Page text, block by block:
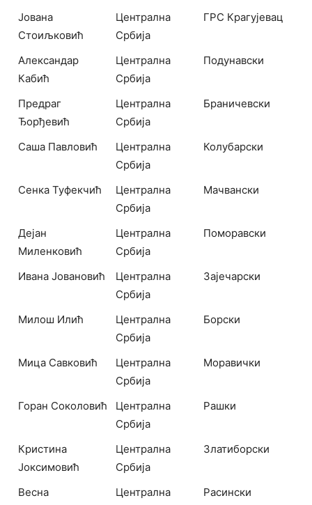
Јована
Стоиљковић
Централна
Србија
ГРС Крагујевац
Александар
Кабић
Централна
Србија
Подунавски
Предраг
Ђорђевић
Централна
Србија
Браничевски
Саша Павловић
Централна
Србија
Колубарски
Сенка Туфекчић
Централна
Србија
Мачвански
Дејан
Миленковић
Централна
Србија
Поморавски
Ивана Јовановић
Централна
Србија
Зајечарски
Милош Илић
Централна
Србија
Борски
Мица Савковић
Централна
Србија
Моравички
Горан Соколовић
Централна
Србија
Рашки
Кристина
Јоксимовић
Централна
Србија
Златиборски
Весна
Централна
Расински